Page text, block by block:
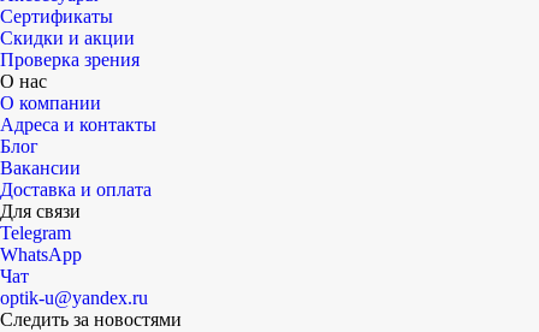
Сертификаты
Скидки и акции
Проверка зрения
О нас
О компании
Адреса и контакты
Блог
Вакансии
Доставка и оплата
Для связи
Telegram
WhatsApp
Чат
optik-u@yandex.ru
Следить за новостями